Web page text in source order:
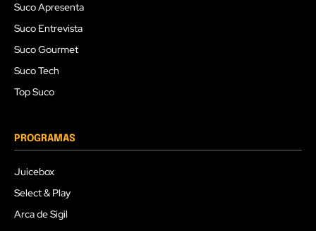
Suco Apresenta
Suco Entrevista
Suco Gourmet
Suco Tech
Top Suco
PROGRAMAS
Juicebox
Select & Play
Arca de Sigil